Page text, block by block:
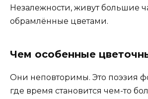
Незалежности, живут большие
обрамлённые цветами.
Чем особенные
Они неповторимы. Это поэзия
где время становится чем-то